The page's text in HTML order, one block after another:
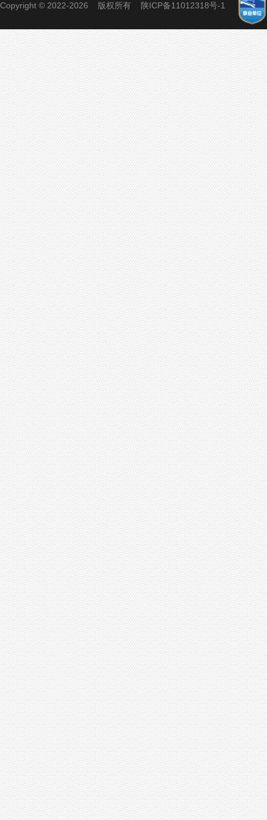
Copyright © 2022-2026 版权所有 陕ICP备11012318号-1